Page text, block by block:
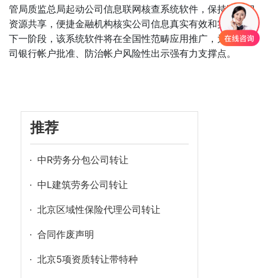
管局质监总局起动公司信息联网核查系统软件，保持跨部门
资源共享，便捷金融机构核实公司信息真实有效和实效性。
下一阶段，该系统软件将在全国性范畴应用推广，为撤销公
司银行帐户批准、防治帐户风险性出示强有力支撑点。
推荐
中R劳务分包公司转让
中L建筑劳务公司转让
北京区域性保险代理公司转让
合同作废声明
北京5项资质转让带特种